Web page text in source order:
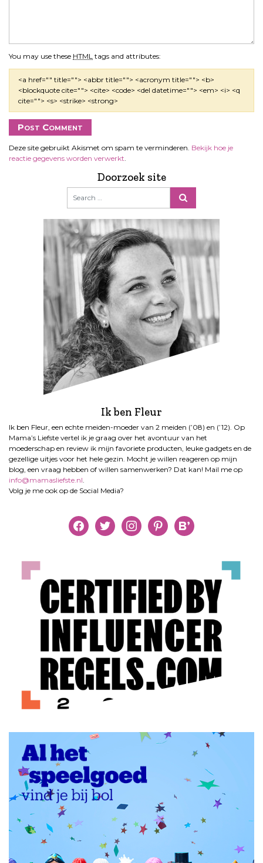
You may use these HTML tags and attributes:
<a href="" title=""> <abbr title=""> <acronym title=""> <b>
<blockquote cite=""> <cite> <code> <del datetime=""> <em> <i> <q
cite=""> <s> <strike> <strong>
Deze site gebruikt Akismet om spam te verminderen. Bekijk hoe je
reactie gegevens worden verwerkt
Doorzoek site
Ik ben Fleur
Ik ben Fleur, een echte meiden-moeder van 2 meiden (’08) en (’12). Op
Mama’s Liefste vertel ik je graag over het avontuur van het
moederschap en review ik mijn favoriete producten, leuke gadgets en de
gezellige uitjes voor het hele gezin. Mocht je willen reageren op mijn
blog, een vraag hebben of willen samenwerken? Dat kan! Mail me op
info@mamasliefste.nl
Volg je me ook op de Social Media?
facebooktwitter instagrampinterestbloglovin